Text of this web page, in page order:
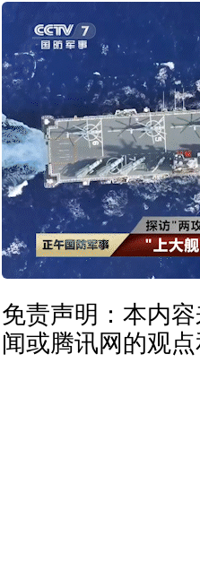
免责声明：本内
闻或腾讯网的观点